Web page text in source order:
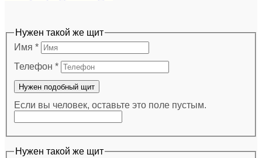
Нужен такой же щит
Имя *
Телефон *
Нужен подобный щит
Если вы человек, оставьте это поле пустым.
Нужен такой же щит